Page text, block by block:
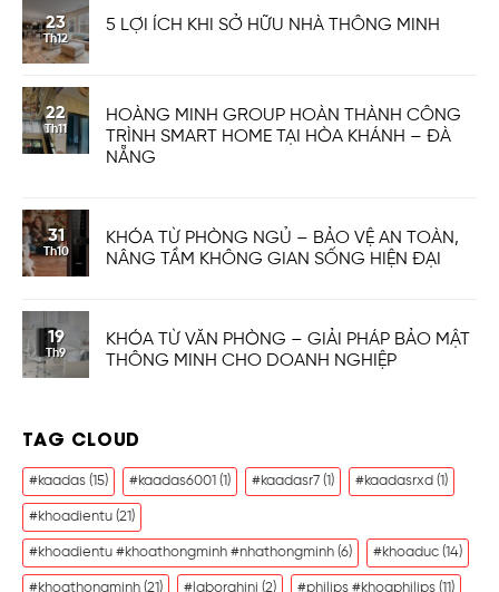
23
Th12
5 LỢI ÍCH KHI SỞ HỮU NHÀ THÔNG MINH
22
Th11
HOÀNG MINH GROUP HOÀN THÀNH CÔNG
TRÌNH SMART HOME TẠI HÒA KHÁNH – ĐÀ
NẴNG
31
Th10
KHÓA TỪ PHÒNG NGỦ – BẢO VỆ AN TOÀN,
NÂNG TẦM KHÔNG GIAN SỐNG HIỆN ĐẠI
19
Th9
KHÓA TỪ VĂN PHÒNG – GIẢI PHÁP BẢO MẬT
THÔNG MINH CHO DOANH NGHIỆP
TAG CLOUD
#kaadas (15) #kaadas6001 (1) #kaadasr7 (1) #kaadasrxd (1)
#khoadientu (21)
#khoadientu #khoathongminh #nhathongminh (6) #khoaduc (14)
#khoathongminh (21) #laborghini (2) #philips #khoaphilips (11)